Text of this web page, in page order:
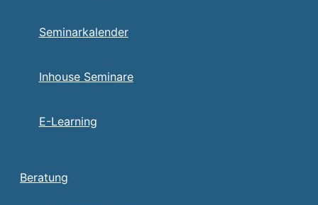
Seminarkalender
Inhouse Seminare
E-Learning
Beratung